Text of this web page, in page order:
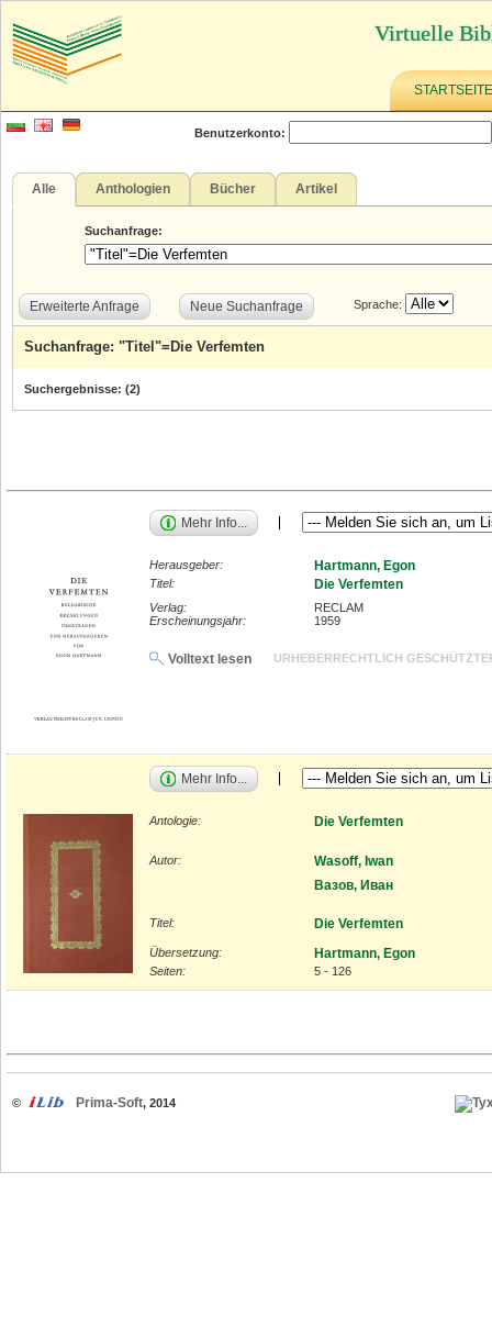
Virtuelle
STARTSEITE
Benutzerkonto:
Alle Anthologien Bücher Artikel
Suchanfrage:
Erweiterte Anfrage Neue Suchanfrage Sprache:
Suchanfrage: "Titel"=Die Verfemten
Suchergebnisse: (2)
Mehr Info...
Herausgeber: Hartmann, Egon
Titel: Die Verfemten
Verlag:
RECLAM
Erscheinungsjahr:
1959
Volltext lesen URHEBERRECHTLICH
Mehr Info...
Antologie: Die Verfemten
Autor:
Wasoff, Iwan
Вазов, Иван
Titel: Die Verfemten
Übersetzung: Hartmann, Egon
Seiten: 5 - 126
© Prima-Soft, 2014